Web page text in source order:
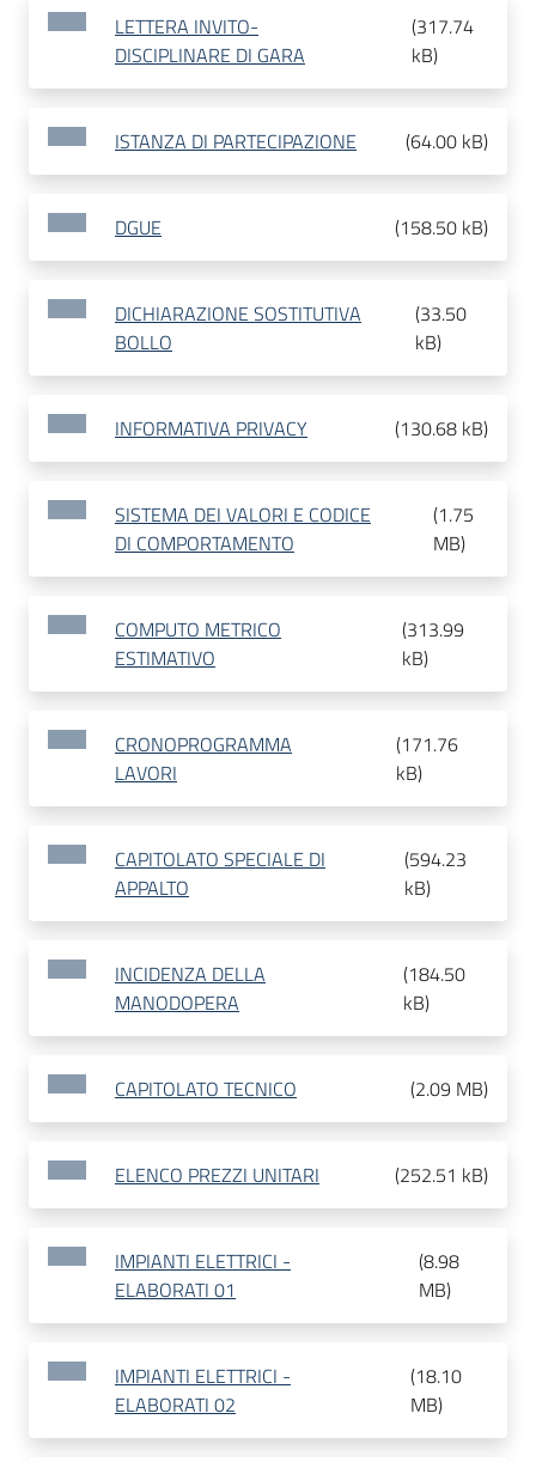
LETTERA INVITO-
DISCIPLINARE DI GARA
(317.74
kB)
ISTANZA DI PARTECIPAZIONE (64.00 kB)
DGUE (158.50 kB)
DICHIARAZIONE SOSTITUTIVA
BOLLO
(33.50
kB)
INFORMATIVA PRIVACY (130.68 kB)
SISTEMA DEI VALORI E CODICE
DI COMPORTAMENTO
(1.75
MB)
COMPUTO METRICO
ESTIMATIVO
(313.99
kB)
CRONOPROGRAMMA
LAVORI
(171.76
kB)
CAPITOLATO SPECIALE DI
APPALTO
(594.23
kB)
INCIDENZA DELLA
MANODOPERA
(184.50
kB)
CAPITOLATO TECNICO (2.09 MB)
ELENCO PREZZI UNITARI (252.51 kB)
IMPIANTI ELETTRICI -
ELABORATI 01
(8.98
MB)
IMPIANTI ELETTRICI -
ELABORATI 02
(18.10
MB)